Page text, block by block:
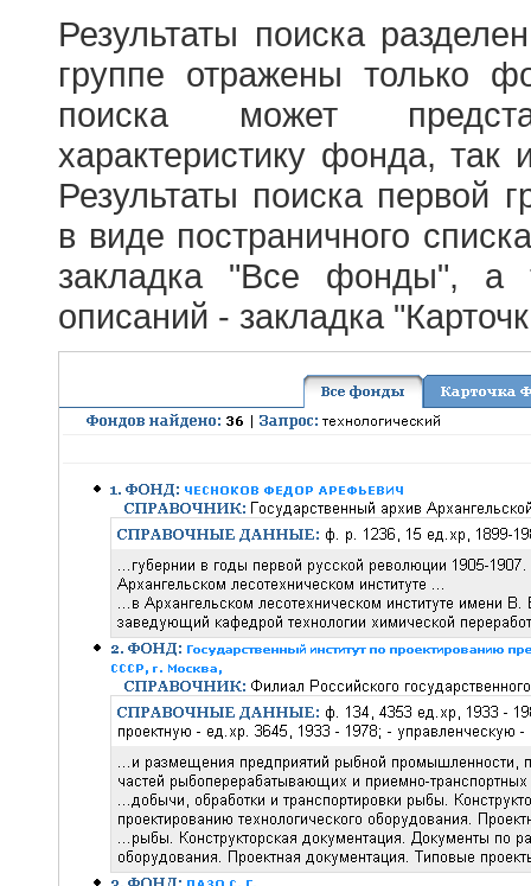
Результаты поиска
группе отражены только
поиска может
характеристику фонда,
Результаты поиска первой
в виде постраничного
закладка "Все фонды", а
описаний - закладка